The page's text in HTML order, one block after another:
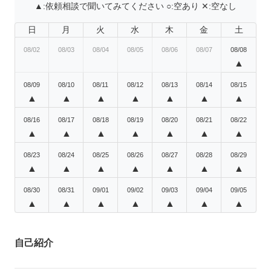
▲:依頼相談で聞いてみてください ○:空あり ✕:空なし
日 月 火 水 木 金 土
08/02 08/03 08/04 08/05 08/06 08/07 08/08
▲
08/09
▲
08/10
▲
08/11
▲
08/12
▲
08/13
▲
08/14
▲
08/15
▲
08/16
▲
08/17
▲
08/18
▲
08/19
▲
08/20
▲
08/21
▲
08/22
▲
08/23
▲
08/24
▲
08/25
▲
08/26
▲
08/27
▲
08/28
▲
08/29
▲
08/30
▲
08/31
▲
09/01
▲
09/02
▲
09/03
▲
09/04
▲
09/05
▲
自己紹介